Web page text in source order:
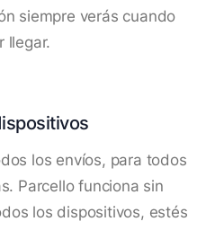
siempre verás cuando
llegar.
los envíos, para todos
Parcello funciona sin
los dispositivos, estés